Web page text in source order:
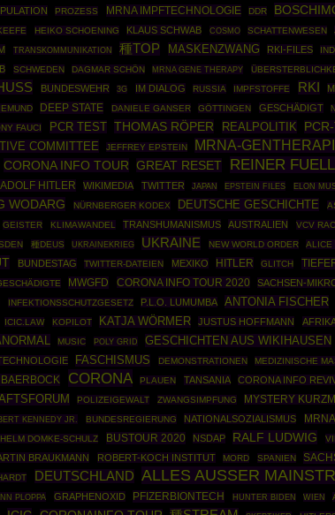
PROZESS MRNA IMPFTECHNOLOGIE DDR
HEIKO SCHOENING KLAUS SCHWAB COSMO SCHATTENWESEN
TRANSKOMMUNIKATION 種TOP MASKENZWANG RKI-FILES
SCHWEDEN DAGMAR SCHÖN MRNA GENE THERAPY
BUNDESWEHR 3G IM DIALOG RUSSIA IMPFSTOFFE RKI
DEEP STATE DANIELE GANSER GÖTTINGEN GESCHÄDIGT
FAUCI PCR TEST THOMAS RÖPER REALPOLITIK
COMMITTEE JEFFREY EPSTEIN MRNA-
CORONA INFO TOUR GREAT RESET REINER
ADOLF HITLER WIKIMEDIA TWITTER JAPAN EPSTEIN FILES ELON
WODARG NÜRNBERGER KODEX DEUTSCHE GESCHICHTE
GEISTER KLIMAWANDEL TRANSHUMANISMUS AUSTRALIEN VCV
種DEUS UKRAINEKRIEG UKRAINE NEW WORLD ORDER ALICE
BUNDESTAG TWITTER-DATEIEN MEXIKO HITLER GLITCH
MWGFD CORONA INFO TOUR 2020 SACHSEN-
INFEKTIONSSCHUTZGESETZ P.L.O. LUMUMBA ANTONIA FISCHER
ICIC.LAW KOPILOT KATJA WÖRMER JUSTUS HOFFMANN
MUSIC POLY GRID GESCHICHTEN AUS WIKIHAUSEN
FASCHISMUS DEMONSTRATIONEN MEDIZINISCHE
CORONA PLAUEN TANSANIA CORONA INFO
POLIZEIGEWALT ZWANGSIMPFUNG MYSTERY
KENNEDY JR. BUNDESREGIERUNG NATIONALSOZIALISMUS
DOMKE-SCHULZ BUSTOUR 2020 NSDAP RALF LUDWIG
BRAUKMANN ROBERT-KOCH INSTITUT MORD SPANIEN
DEUTSCHLAND ALLES AUSSER
PLOPPA GRAPHENOXID PFIZERBIONTECH HUNTER BIDEN WIEN